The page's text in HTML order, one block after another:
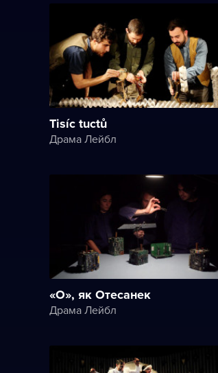
Tisíc tuctů
Драма Лейбл
«О», як Oтесанек
Драма Лейбл